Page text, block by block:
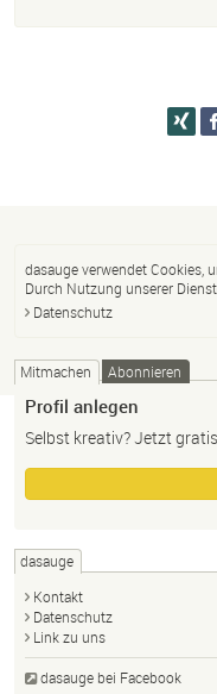
dasauge verwendet Cookies,
Durch Nutzung unserer
Datenschutz
Mitmachen Abonnieren
Profil anlegen
Selbst kreativ? Jetzt
dasauge
Kontakt
Datenschutz
Link zu uns
dasauge bei Facebook